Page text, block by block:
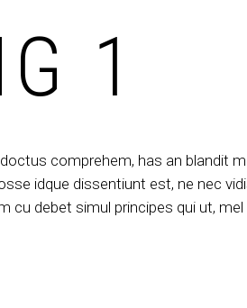
1
comprehem, has an blandit
idque dissentiunt est, ne nec
debet simul principes qui ut, mel